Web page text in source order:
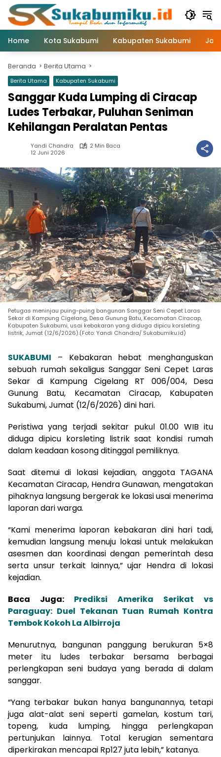
Langsung
konten
Home
Kota Sukabumi Kabupaten Sukabumi
Beranda Berita Utama
Berita Utama Kabupaten Sukabumi
Sanggar Kuda Lumping di Ciracap
Ludes Terbakar, Puluhan Seniman
Kehilangan Peralatan Pentas
Yandi Chandra
2 Min Baca
12 Juni 2026
Petugas meninjau puing-puing bangunan Sanggar Seni Cepet Laras
Sekar di Kampung Cigelang, Desa Gunung Batu, Kecamatan Ciracap,
Kabupaten Sukabumi, usai kebakaran yang diduga dipicu korsleting
listrik, Jumat (12/6/2026).(Foto: Yandi Chandra/ Sukabumiku.id)
SUKABUMI – Kebakaran hebat menghanguskan
sebuah rumah sekaligus Sanggar Seni Cepet Laras
Sekar di Kampung Cigelang RT 006/004, Desa
Gunung Batu, Kecamatan Ciracap, Kabupaten
Sukabumi, Jumat (12/6/2026) dini hari.
Peristiwa yang terjadi sekitar pukul 01.00 WIB itu
diduga dipicu korsleting listrik saat kondisi rumah
dalam keadaan kosong ditinggal pemiliknya.
Saat ditemui di lokasi kejadian, anggota TAGANA
Kecamatan Ciracap, Hendra Gunawan, mengatakan
pihaknya langsung bergerak ke lokasi usai menerima
laporan dari warga.
“Kami menerima laporan kebakaran dini hari tadi,
kemudian langsung menuju lokasi untuk melakukan
asesmen dan koordinasi dengan pemerintah desa
serta unsur terkait lainnya,” ujar Hendra di lokasi
kejadian.
Baca Juga: Prediksi Amerika Serikat vs
Paraguay: Duel Tekanan Tuan Rumah Kontra
Tembok Kokoh La Albirroja
Menurutnya, bangunan panggung berukuran 5×8
meter itu ludes terbakar bersama berbagai
perlengkapan seni budaya yang berada di dalam
sanggar.
“Yang terbakar bukan hanya bangunannya, tetapi
juga alat-alat seni seperti gamelan, kostum tari,
topeng, kuda lumping, hingga perlengkapan
pertunjukan lainnya. Total kerugian sementara
diperkirakan mencapai Rp127 juta lebih,” katanya.